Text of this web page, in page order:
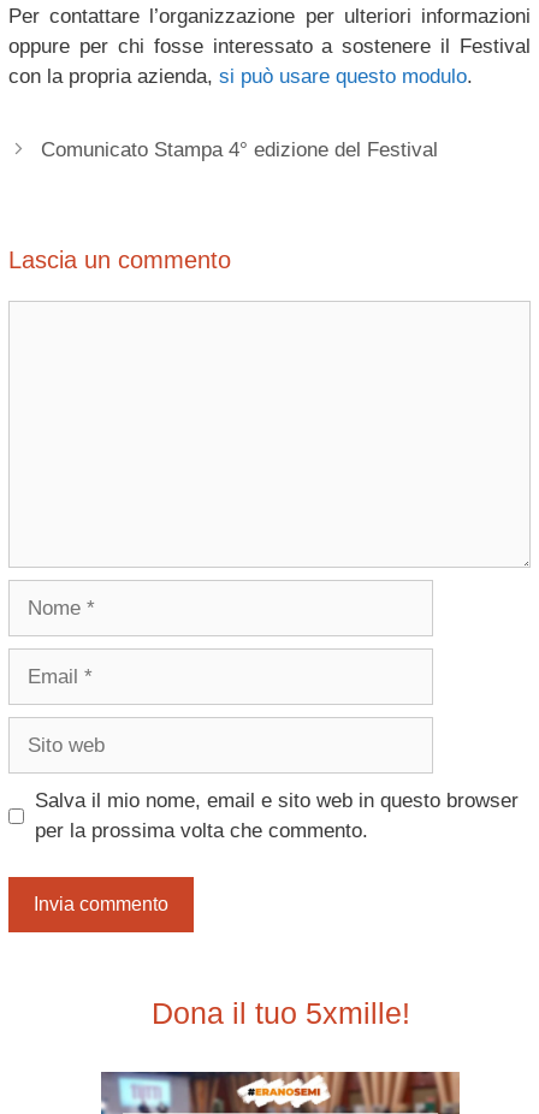
Per contattare l’organizzazione per ulteriori informazioni
oppure per chi fosse interessato a sostenere il Festival
con la propria azienda, si può usare questo modulo.
Comunicato Stampa 4° edizione del Festival
Lascia un commento
Salva il mio nome, email e sito web in questo browser
per la prossima volta che commento.
Dona il tuo 5xmille!